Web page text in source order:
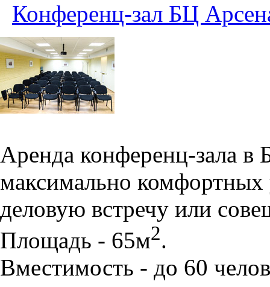
Конференц-зал БЦ
Аренда конференц-зала в
максимально комфортных
деловую встречу или
Площадь - 65м2.
Вместимость - до 60